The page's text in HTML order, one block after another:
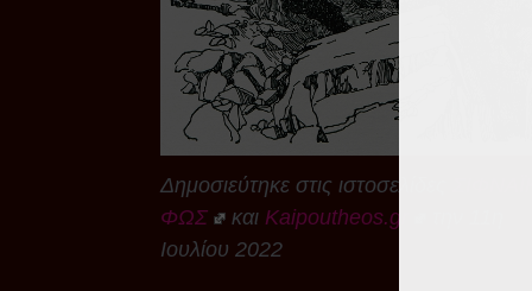
Δημοσιεύτηκε στις ιστοσελίδες
ΦΩΣ
και Kaipoutheos.gr
Ιουλίου 2022